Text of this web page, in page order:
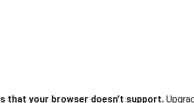
that your browser doesn’t support.